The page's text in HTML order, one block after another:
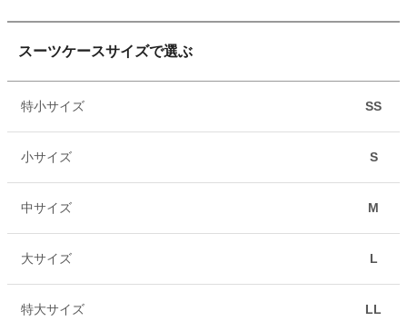
スーツケースサイズで選ぶ
特小サイズ SS
小サイズ S
中サイズ M
大サイズ L
特大サイズ LL